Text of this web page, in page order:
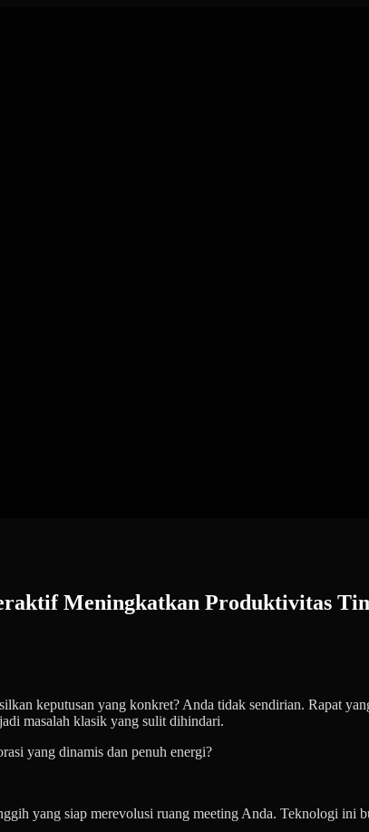
Meningkatkan Produktivitas
keputusan yang konkret? Anda tidak sendirian. Rapat
masalah klasik yang sulit dihindari.
yang dinamis dan penuh energi?
yang siap merevolusi ruang meeting Anda. Teknologi ini